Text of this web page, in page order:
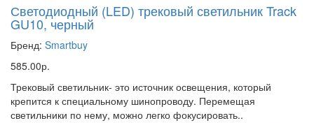
Светодиодный (LED) трековый светильник Track
GU10, черный
Бренд: Smartbuy
585.00р.
Трековый светильник- это источник освещения, который
крепится к специальному шинопроводу. Перемещая
светильники по нему, можно легко фокусировать..